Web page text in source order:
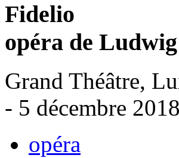
Fidelio
opéra de
Grand Théâtre,
- 5 décembre 2018
opéra